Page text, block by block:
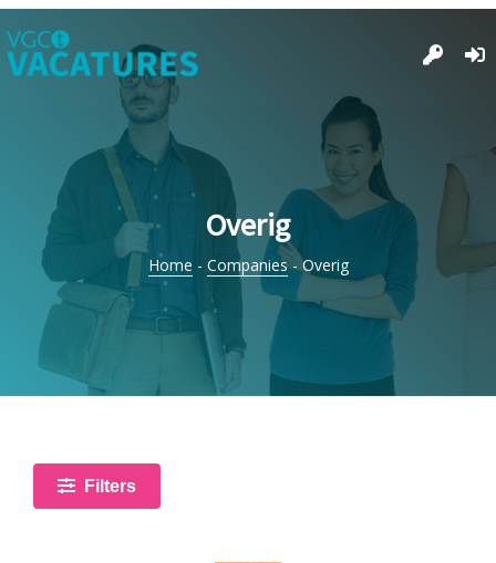
Overig
Home - Companies-Overig
Filters